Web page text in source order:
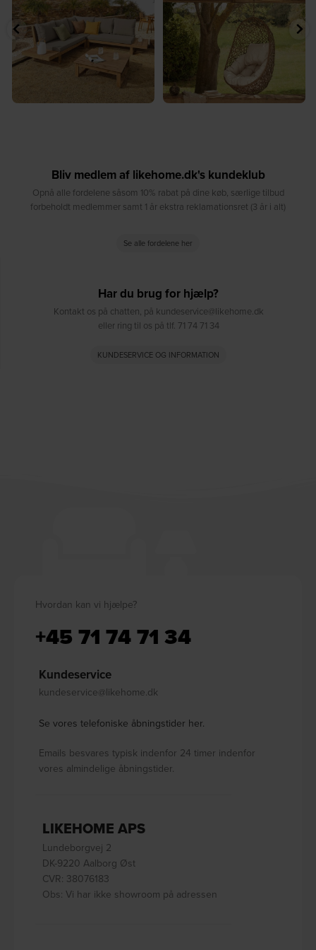
7 0 7 0
Bliv medlem af likehome.dk's kundeklub
Opnå alle fordelene såsom 10% rabat på dine køb, særlige tilbud
forbeholdt medlemmer samt 1 år ekstra reklamationsret (3 år i alt)
Se alle fordelene her
Har du brug for hjælp?
Kontakt os på chatten, på kundeservice@likehome.dk
eller ring til os på tlf. 71 74 71 34
KUNDESERVICE OG INFORMATION
Hvordan kan vi hjælpe?
+45 71 74 71 34
Kundeservice
kundeservice@likehome.dk
Se vores telefoniske åbningstider her.
Emails besvares typisk indenfor 24 timer indenfor
vores almindelige åbningstider.
LIKEHOME APS
Lundeborgvej 2
DK-9220 Aalborg Øst
CVR: 38076183
Obs: Vi har ikke showroom på adressen